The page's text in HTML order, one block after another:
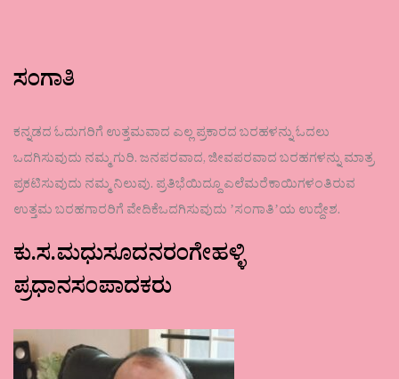
ಸಂಗಾತಿ
ಕನ್ನಡದ ಓದುಗರಿಗೆ ಉತ್ತಮವಾದ ಎಲ್ಲ ಪ್ರಕಾರದ ಬರಹಳನ್ನು ಓದಲು
ಒದಗಿಸುವುದು ನಮ್ಮ ಗುರಿ. ಜನಪರವಾದ, ಜೀವಪರವಾದ ಬರಹಗಳನ್ನು ಮಾತ್ರ
ಪ್ರಕಟಿಸುವುದು ನಮ್ಮ ನಿಲುವು. ಪ್ರತಿಭೆಯಿದ್ದೂ ಎಲೆಮರೆಕಾಯಿಗಳಂತಿರುವ
ಉತ್ತಮ ಬರಹಗಾರರಿಗೆ ವೇದಿಕೆಒದಗಿಸುವುದು ʼಸಂಗಾತಿʼಯ ಉದ್ದೇಶ.
ಕು.ಸ.ಮಧುಸೂದನರಂಗೇಹಳ್ಳಿ
ಪ್ರಧಾನಸಂಪಾದಕರು